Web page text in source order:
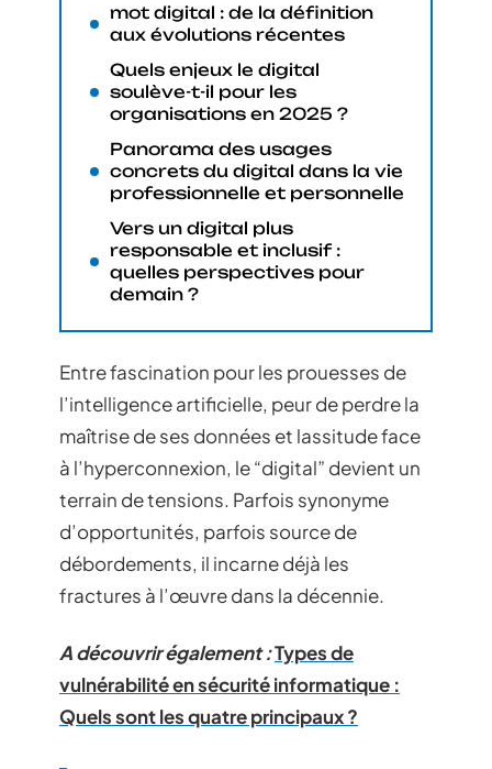
mot digital : de la définition
aux évolutions récentes
Quels enjeux le digital
soulève-t-il pour les
organisations en 2025 ?
Panorama des usages
concrets du digital dans la vie
professionnelle et personnelle
Vers un digital plus
responsable et inclusif :
quelles perspectives pour
demain ?
Entre fascination pour les prouesses de
l’intelligence artificielle, peur de perdre la
maîtrise de ses données et lassitude face
à l’hyperconnexion, le “digital” devient un
terrain de tensions. Parfois synonyme
d’opportunités, parfois source de
débordements, il incarne déjà les
fractures à l’œuvre dans la décennie.
A découvrir également :Types de
vulnérabilité en sécurité informatique :
Quels sont les quatre principaux ?